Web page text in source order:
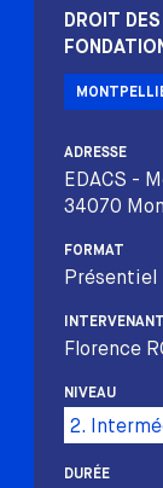
DROIT
ADRESSE
EDACS -
34070
FORMAT
Présentiel
INTERVENANT
Florence
NIVEAU
2.
DURÉE